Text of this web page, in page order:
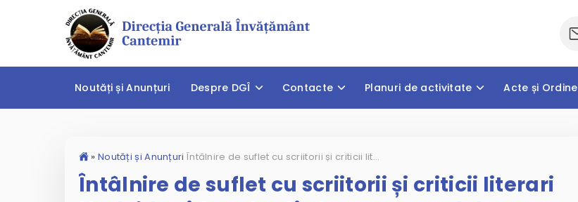
Noutăți și Anunțuri Despre DGÎ Contacte Planuri de activitate Acte și Ordine
» Noutăți și Anunțuri Întâlnire de suflet cu scriitorii și criticii literari Nadejda și Constantin Ivanov – o celebrare a cuvântului, a culturii și a spiritului românesc
Întâlnire de suflet cu scriitorii și criticii literari